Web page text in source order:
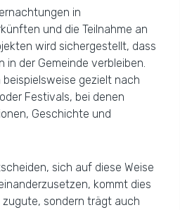
in
und die Teilnahme an
wird sichergestellt, dass
in der Gemeinde verbleiben.
beispielsweise gezielt nach
Festivals, bei denen
Geschichte und
sich auf diese Weise
kommt dies
sondern trägt auch